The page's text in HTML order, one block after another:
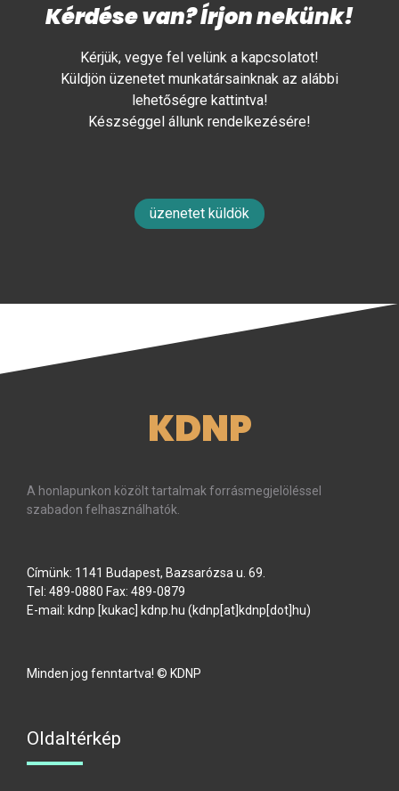
Kérdése van? Írjon nekünk!
Kérjük, vegye fel velünk a kapcsolatot!
Küldjön üzenetet munkatársainknak az alábbi
lehetőségre kattintva!
Készséggel állunk rendelkezésére!
üzenetet küldök
KDNP
A honlapunkon közölt tartalmak forrásmegjelöléssel
szabadon felhasználhatók.
Címünk: 1141 Budapest, Bazsarózsa u. 69.
Tel: 489-0880 Fax: 489-0879
E-mail: kdnp [kukac] kdnp hu (kdnp[at]kdnp[dot]hu)
Minden jog fenntartva! © KDNP
Oldaltérkép